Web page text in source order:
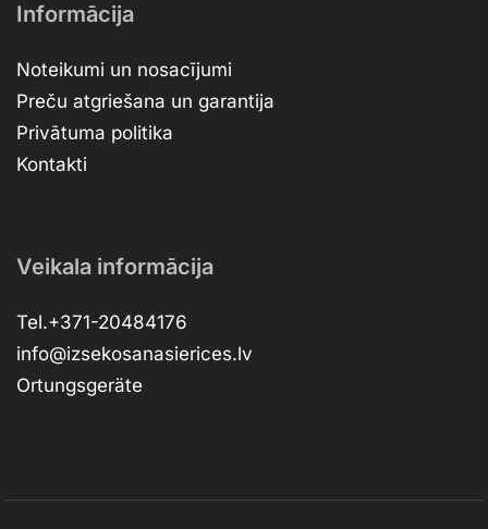
Informācija
Noteikumi un nosacījumi
Preču atgriešana un garantija
Privātuma politika
Kontakti
Veikala informācija
Tel.+371-20484176
info@izsekosanasierices.lv
Ortungsgeräte